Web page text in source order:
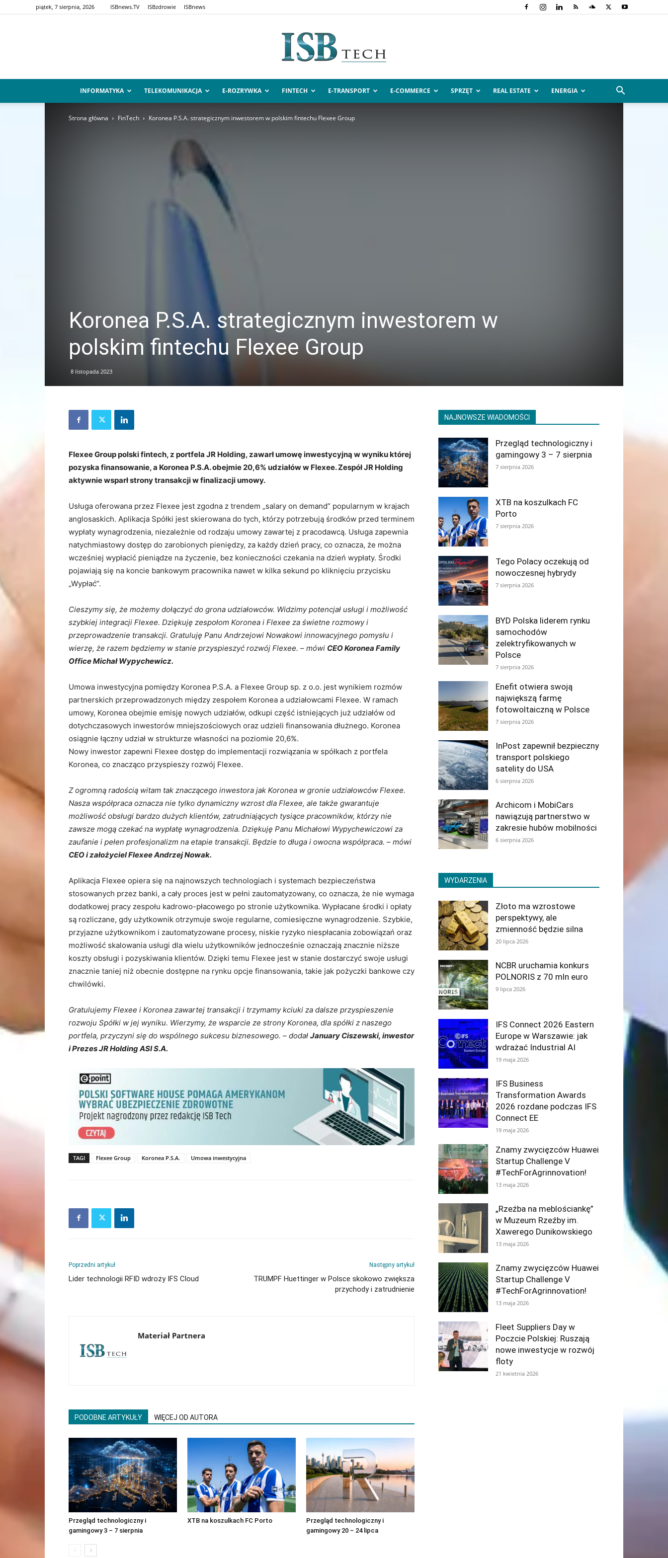
piątek, 7 sierpnia, 2026 ISBnews.TV ISBzdrowie ISBnews
ISBtech.pl
INFORMATYKA TELEKOMUNIKACJA E-ROZRYWKA FINTECH E-TRANSPORT E-COMMERCE SPRZĘT REAL ESTATE ENERGIA
Strona główna FinTech Koronea P.S.A. strategicznym inwestorem w polskim fintechu Flexee Group
Koronea P.S.A. strategicznym inwestorem w
polskim fintechu Flexee Group
8 listopada 2023
Flexee Group polski fintech, z portfela JR Holding, zawarł umowę inwestycyjną w wyniku której
pozyska finansowanie, a Koronea P.S.A. obejmie 20,6% udziałów w Flexee. Zespół JR Holding
aktywnie wsparł strony transakcji w finalizacji umowy.
Usługa oferowana przez Flexee jest zgodna z trendem „salary on demand” popularnym w krajach
anglosaskich. Aplikacja Spółki jest skierowana do tych, którzy potrzebują środków przed terminem
wypłaty wynagrodzenia, niezależnie od rodzaju umowy zawartej z pracodawcą. Usługa zapewnia
natychmiastowy dostęp do zarobionych pieniędzy, za każdy dzień pracy, co oznacza, że można
wcześniej wypłacić pieniądze na życzenie, bez konieczności czekania na dzień wypłaty. Środki
pojawiają się na koncie bankowym pracownika nawet w kilka sekund po kliknięciu przycisku
„Wypłać”.
Cieszymy się, że możemy dołączyć do grona udziałowców. Widzimy potencjał usługi i możliwość
szybkiej integracji Flexee. Dziękuję zespołom Koronea i Flexee za świetne rozmowy i
przeprowadzenie transakcji. Gratuluję Panu Andrzejowi Nowakowi innowacyjnego pomysłu i
wierzę, że razem będziemy w stanie przyspieszyć rozwój Flexee. – mówi CEO Koronea Family
Office Michał Wypychewicz.
Umowa inwestycyjna pomiędzy Koronea P.S.A. a Flexee Group sp. z o.o. jest wynikiem rozmów
partnerskich przeprowadzonych między zespołem Koronea a udziałowcami Flexee. W ramach
umowy, Koronea obejmie emisję nowych udziałów, odkupi część istniejących już udziałów od
dotychczasowych inwestorów mniejszościowych oraz udzieli finansowania dłużnego. Koronea
osiągnie łączny udział w strukturze własności na poziomie 20,6%.
Nowy inwestor zapewni Flexee dostęp do implementacji rozwiązania w spółkach z portfela
Koronea, co znacząco przyspieszy rozwój Flexee.
Z ogromną radością witam tak znaczącego inwestora jak Koronea w gronie udziałowców Flexee.
Nasza współpraca oznacza nie tylko dynamiczny wzrost dla Flexee, ale także gwarantuje
możliwość obsługi bardzo dużych klientów, zatrudniających tysiące pracowników, którzy nie
zawsze mogą czekać na wypłatę wynagrodzenia. Dziękuję Panu Michałowi Wypychewiczowi za
zaufanie i pełen profesjonalizm na etapie transakcji. Będzie to długa i owocna współpraca. – mówi
CEO i założyciel Flexee Andrzej Nowak.
Aplikacja Flexee opiera się na najnowszych technologiach i systemach bezpieczeństwa
stosowanych przez banki, a cały proces jest w pełni zautomatyzowany, co oznacza, że nie wymaga
dodatkowej pracy zespołu kadrowo-płacowego po stronie użytkownika. Wypłacane środki i opłaty
są rozliczane, gdy użytkownik otrzymuje swoje regularne, comiesięczne wynagrodzenie. Szybkie,
przyjazne użytkownikom i zautomatyzowane procesy, niskie ryzyko niespłacania zobowiązań oraz
możliwość skalowania usługi dla wielu użytkowników jednocześnie oznaczają znacznie niższe
koszty obsługi i pozyskiwania klientów. Dzięki temu Flexee jest w stanie dostarczyć swoje usługi
znacznie taniej niż obecnie dostępne na rynku opcje finansowania, takie jak pożyczki bankowe czy
chwilówki.
Gratulujemy Flexee i Koronea zawartej transakcji i trzymamy kciuki za dalsze przyspieszenie
rozwoju Spółki w jej wyniku. Wierzymy, że wsparcie ze strony Koronea, dla spółki z naszego
portfela, przyczyni się do wspólnego sukcesu biznesowego. – dodał January Ciszewski, inwestor
i Prezes JR Holding ASI S.A.
TAGI Flexee Group Koronea P.S.A. Umowa inwestycyjna
Poprzedni artykuł
Lider technologii RFID wdroży IFS Cloud
Następny artykuł
TRUMPF Huettinger w Polsce skokowo zwiększa
przychody i zatrudnienie
Materiał Partnera
PODOBNE ARTYKUŁY WIĘCEJ OD AUTORA
Przegląd technologiczny i
gamingowy 3 – 7 sierpnia
XTB na koszulkach FC Porto
Przegląd technologiczny i
gamingowy 20 – 24 lipca
NAJNOWSZE WIADOMOŚCI
Przegląd technologiczny i
gamingowy 3 – 7 sierpnia
7 sierpnia 2026
XTB na koszulkach FC
Porto
7 sierpnia 2026
Tego Polacy oczekują od
nowoczesnej hybrydy
7 sierpnia 2026
BYD Polska liderem rynku
samochodów
zelektryfikowanych w
Polsce
7 sierpnia 2026
Enefit otwiera swoją
największą farmę
fotowoltaiczną w Polsce
7 sierpnia 2026
InPost zapewnił bezpieczny
transport polskiego
satelity do USA
6 sierpnia 2026
Archicom i MobiCars
nawiązują partnerstwo w
zakresie hubów mobilności
6 sierpnia 2026
WYDARZENIA
Złoto ma wzrostowe
perspektywy, ale
zmienność będzie silna
20 lipca 2026
NCBR uruchamia konkurs
POLNORIS z 70 mln euro
9 lipca 2026
IFS Connect 2026 Eastern
Europe w Warszawie: jak
wdrażać Industrial AI
19 maja 2026
IFS Business
Transformation Awards
2026 rozdane podczas IFS
Connect EE
19 maja 2026
Znamy zwycięzców Huawei
Startup Challenge V
#TechForAgrinnovation!
13 maja 2026
„Rzeźba na meblościankę”
w Muzeum Rzeźby im.
Xawerego Dunikowskiego
13 maja 2026
Znamy zwycięzców Huawei
Startup Challenge V
#TechForAgrinnovation!
13 maja 2026
Fleet Suppliers Day w
Poczcie Polskiej: Ruszają
nowe inwestycje w rozwój
floty
21 kwietnia 2026